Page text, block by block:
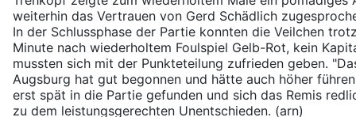
weiterhin das Vertrauen von Gerd Schädlich
In der Schlussphase der Partie konnten die Veilchen
Minute nach wiederholtem Foulspiel Gelb-Rot, kein
mussten sich mit der Punkteteilung zufrieden geben.
Augsburg hat gut begonnen und hätte auch höher
erst spät in die Partie gefunden und sich das Remis
zu dem leistungsgerechten Unentschieden. (arn)